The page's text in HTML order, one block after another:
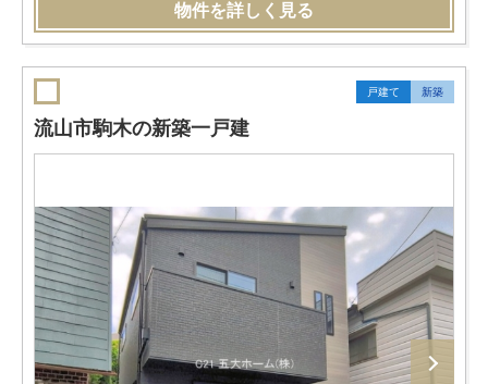
物件を詳しく見る
戸建て 新築
流山市駒木の新築一戸建